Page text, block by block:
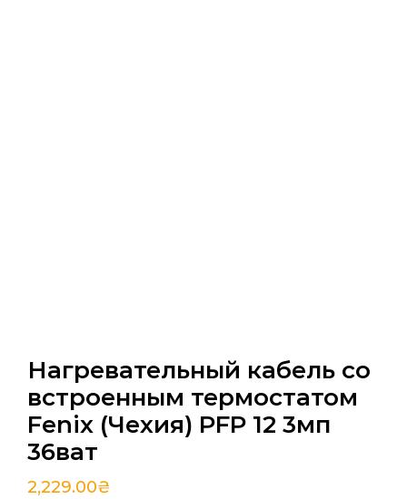
Нагревательный кабель со
встроенным термостатом
Fenix (Чехия) PFP 12 3мп
36ват
2,229.00₴